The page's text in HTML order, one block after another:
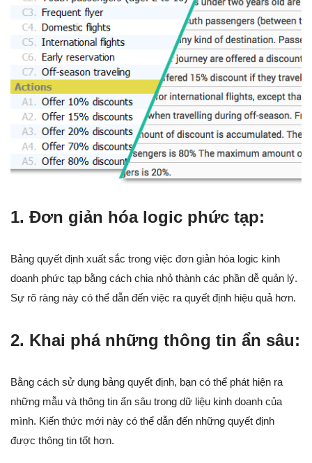
1. Đơn giản hóa logic phức tạp:
Bảng quyết định xuất sắc trong việc đơn giản hóa logic kinh
doanh phức tạp bằng cách chia nhỏ thành các phần dễ quản lý.
Sự rõ ràng này có thể dẫn đến việc ra quyết định hiệu quả hơn.
2. Khai phá những thông tin ẩn sâu:
Bằng cách sử dụng bảng quyết định, bạn có thể phát hiện ra
những mẫu và thông tin ẩn sâu trong dữ liệu kinh doanh của
mình. Kiến thức mới này có thể dẫn đến những quyết định
được thông tin tốt hơn.